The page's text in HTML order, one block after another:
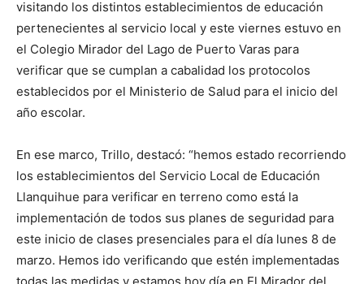
visitando los distintos establecimientos de educación
pertenecientes al servicio local y este viernes estuvo en
el Colegio Mirador del Lago de Puerto Varas para
verificar que se cumplan a cabalidad los protocolos
establecidos por el Ministerio de Salud para el inicio del
año escolar.
En ese marco, Trillo, destacó: “hemos estado recorriendo
los establecimientos del Servicio Local de Educación
Llanquihue para verificar en terreno como está la
implementación de todos sus planes de seguridad para
este inicio de clases presenciales para el día lunes 8 de
marzo. Hemos ido verificando que estén implementadas